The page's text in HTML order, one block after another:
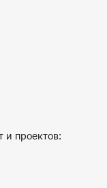
и проектов: